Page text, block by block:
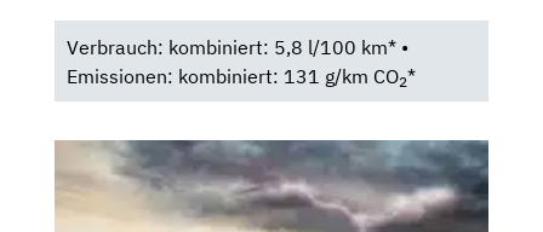
Verbrauch: kombiniert: 5,8 l/100 km* •
Emissionen: kombiniert: 131 g/km CO2*